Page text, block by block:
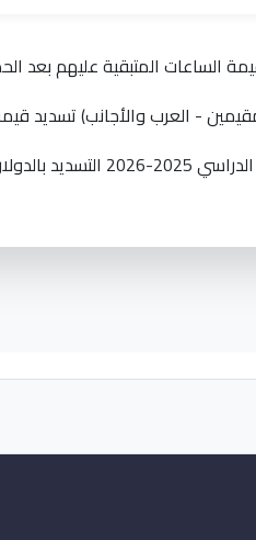
الساعات المتبقية عليهم بعد
- العرب والأجانب) تسديد
المشار إليها أعلاه.